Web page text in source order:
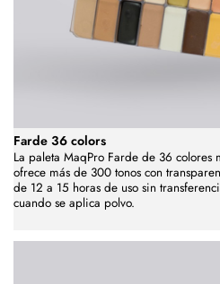
Farde 36 colors
La paleta MaqPro Farde de 36 colores
ofrece más de 300 tonos con
de 12 a 15 horas de uso sin
cuando se aplica polvo.